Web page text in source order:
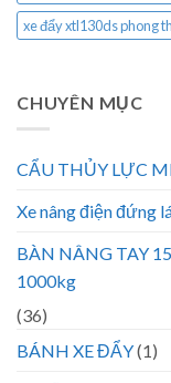
xe đẩy xtl130ds phong
CHUYÊN MỤC
CẨU THỦY LỰC
Xe nâng điện đứng
BÀN NÂNG TAY
1000kg
(36)
BÁNH XE ĐẨY(1)